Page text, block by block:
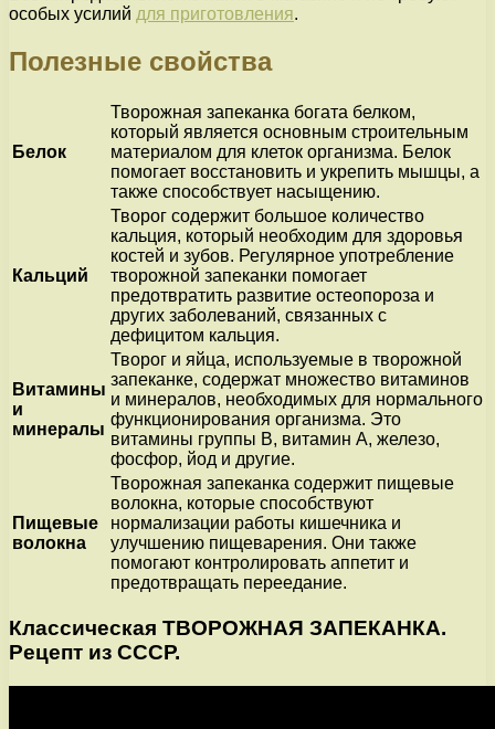
особых усилий для приготовления.
Полезные свойства
Белок
Творожная запеканка богата белком,
который является основным строительным
материалом для клеток организма. Белок
помогает восстановить и укрепить мышцы, а
также способствует насыщению.
Кальций
Творог содержит большое количество
кальция, который необходим для здоровья
костей и зубов. Регулярное употребление
творожной запеканки помогает
предотвратить развитие остеопороза и
других заболеваний, связанных с
дефицитом кальция.
Витамины
и
минералы
Творог и яйца, используемые в творожной
запеканке, содержат множество витаминов
и минералов, необходимых для нормального
функционирования организма. Это
витамины группы В, витамин А, железо,
фосфор, йод и другие.
Пищевые
волокна
Творожная запеканка содержит пищевые
волокна, которые способствуют
нормализации работы кишечника и
улучшению пищеварения. Они также
помогают контролировать аппетит и
предотвращать переедание.
Классическая ТВОРОЖНАЯ ЗАПЕКАНКА.
Рецепт из СССР.